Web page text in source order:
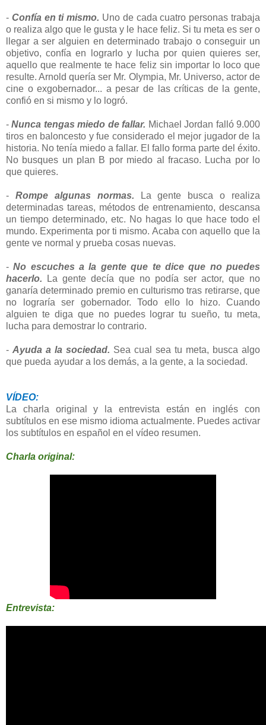
- Confía en ti mismo. Uno de cada cuatro personas trabaja
o realiza algo que le gusta y le hace feliz. Si tu meta es ser o
llegar a ser alguien en determinado trabajo o conseguir un
objetivo, confía en lograrlo y lucha por quien quieres ser,
aquello que realmente te hace feliz sin importar lo loco que
resulte. Arnold quería ser Mr. Olympia, Mr. Universo, actor de
cine o exgobernador... a pesar de las críticas de la gente,
confió en si mismo y lo logró.
-Nunca tengas miedo de fallar. Michael Jordan falló 9.000
tiros en baloncesto y fue considerado el mejor jugador de la
historia. No tenía miedo a fallar. El fallo forma parte del éxito.
No busques un plan B por miedo al fracaso. Lucha por lo
que quieres.
- Rompe algunas normas. La gente busca o realiza
determinadas tareas, métodos de entrenamiento, descansa
un tiempo determinado, etc. No hagas lo que hace todo el
mundo. Experimenta por ti mismo. Acaba con aquello que la
gente ve normal y prueba cosas nuevas.
-No escuches a la gente que te dice que no puedes
hacerlo. La gente decía que no podía ser actor, que no
ganaría determinado premio en culturismo tras retirarse, que
no lograría ser gobernador. Todo ello lo hizo. Cuando
alguien te diga que no puedes lograr tu sueño, tu meta,
lucha para demostrar lo contrario.
- Ayuda a la sociedad. Sea cual sea tu meta, busca algo
que pueda ayudar a los demás, a la gente, a la sociedad.
VÍDEO:
La charla original y la entrevista están en inglés con
subtítulos en ese mismo idioma actualmente. Puedes activar
los subtítulos en español en el vídeo resumen.
Charla original:
Entrevista: